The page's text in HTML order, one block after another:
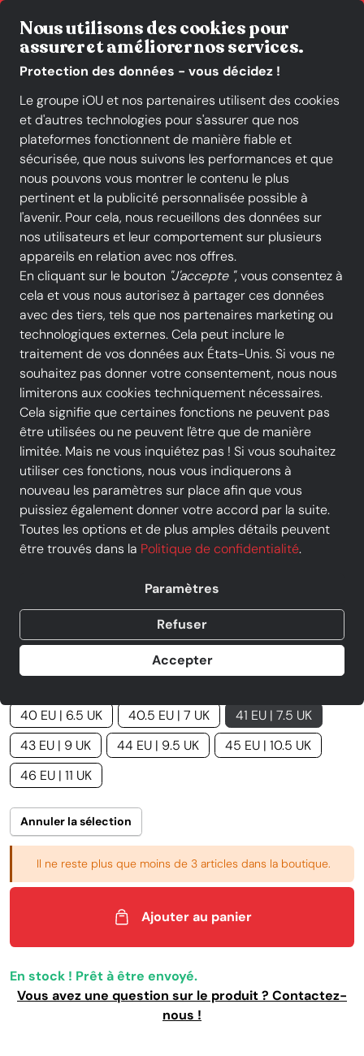
Nous utilisons des cookies pour
assurer et améliorer nos services.
Protection des données - vous décidez !
Le groupe iOU et nos partenaires utilisent des cookies
et d'autres technologies pour s'assurer que nos
plateformes fonctionnent de manière fiable et
sécurisée, que nous suivons les performances et que
nous pouvons vous montrer le contenu le plus
pertinent et la publicité personnalisée possible à
l'avenir. Pour cela, nous recueillons des données sur
nos utilisateurs et leur comportement sur plusieurs
appareils en relation avec nos offres.
En cliquant sur le bouton "J'accepte ", vous consentez à
cela et vous nous autorisez à partager ces données
avec des tiers, tels que nos partenaires marketing ou
technologiques externes. Cela peut inclure le
traitement de vos données aux États-Unis. Si vous ne
souhaitez pas donner votre consentement, nous nous
limiterons aux cookies techniquement nécessaires.
Cela signifie que certaines fonctions ne peuvent pas
être utilisées ou ne peuvent l'être que de manière
limitée. Mais ne vous inquiétez pas ! Si vous souhaitez
utiliser ces fonctions, nous vous indiquerons à
nouveau les paramètres sur place afin que vous
puissiez également donner votre accord par la suite.
Toutes les options et de plus amples détails peuvent
être trouvés dans la Politique de confidentialité.
Paramètres
Refuser
Accepter
Toutes les catégories Nouveautés Promotions
LLOYD - Chaussure de ville -
GIDEON - Brandy
−20%
Chausty Cormontreuil
4 offres d' autres commerçants
40 EU | 6.5 UK
40.5 EU | 7 UK
41 EU | 7.5 UK
43 EU | 9 UK
44 EU | 9.5 UK
45 EU | 10.5 UK
46 EU | 11 UK
Annuler la sélection
Il ne reste plus que moins de 3 articles dans la boutique.
Ajouter au panier
En stock ! Prêt à être envoyé.
Vous avez une question sur le produit ? Contactez-
nous !
-20 %